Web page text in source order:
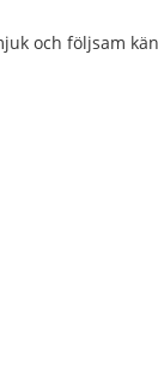
och följsam